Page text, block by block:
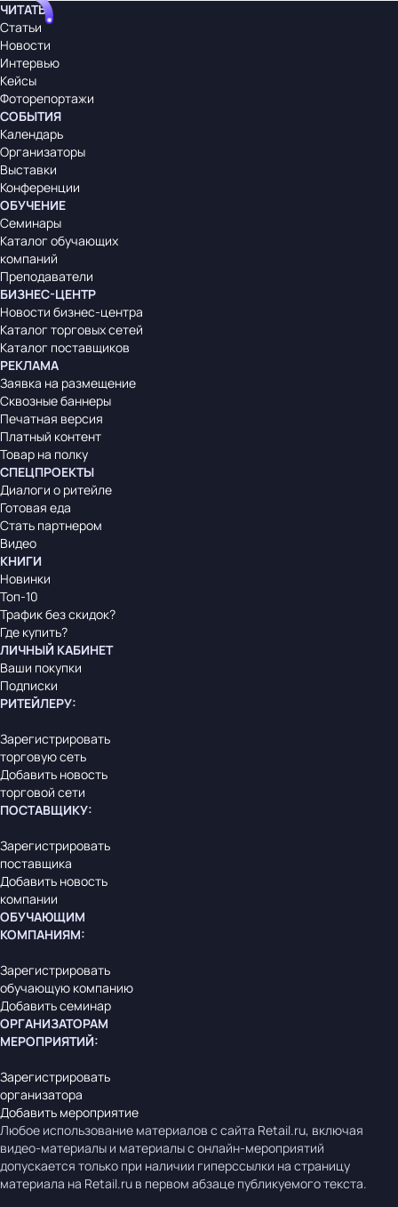
ЧИТАТЬ
Статьи
Новости
Интервью
Кейсы
Фоторепортажи
СОБЫТИЯ
Календарь
Организаторы
Выставки
Конференции
ОБУЧЕНИЕ
Семинары
Каталог обучающих
компаний
Преподаватели
БИЗНЕС-ЦЕНТР
Новости бизнес-центра
Каталог торговых сетей
Каталог поставщиков
РЕКЛАМА
Заявка на размещение
Сквозные баннеры
Печатная версия
Платный контент
Товар на полку
СПЕЦПРОЕКТЫ
Диалоги о ритейле
Готовая еда
Стать партнером
Видео
КНИГИ
Новинки
Топ-10
Трафик без скидок?
Где купить?
ЛИЧНЫЙ КАБИНЕТ
Ваши покупки
Подписки
РИТЕЙЛЕРУ:
Зарегистрировать
торговую сеть
Добавить новость
торговой сети
ПОСТАВЩИКУ:
Зарегистрировать
поставщика
Добавить новость
компании
ОБУЧАЮЩИМ
КОМПАНИЯМ:
Зарегистрировать
обучающую компанию
Добавить семинар
ОРГАНИЗАТОРАМ
МЕРОПРИЯТИЙ:
Зарегистрировать
организатора
Добавить мероприятие
Любое использование материалов с сайта Retail.ru, включая
видео-материалы и материалы с онлайн-мероприятий
допускается только при наличии гиперссылки на страницу
материала на Retail.ru в первом абзаце публикуемого текста.